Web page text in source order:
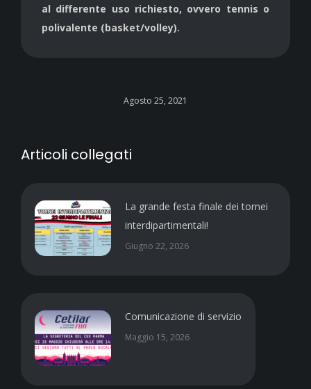
al differente uso richiesto, ovvero tennis o
polivalente (basket/volley).
Agosto 25, 2021
Articoli collegati
La grande festa finale dei tornei
interdipartimentali!
Giugno 22, 2026
Comunicazione di servizio
Maggio 15, 2026